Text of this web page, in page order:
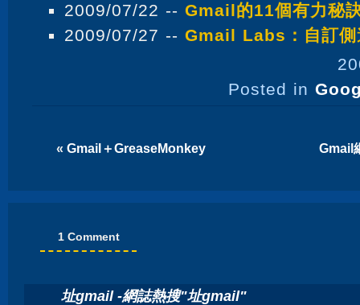
2009/07/22 -- Gmail的11個有力秘
2009/07/27 -- Gmail Labs：自訂
Posted in
« Gmail＋GreaseMonkey Gmail
1 Comment
址gmail -網誌熱搜"址gmail"